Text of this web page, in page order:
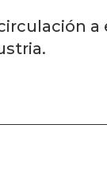
a